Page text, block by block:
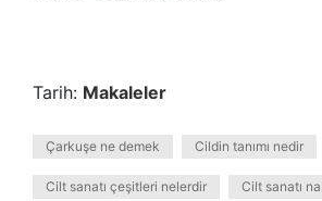
Tarih: Makaleler
Çarkuşe ne demek Cildin tanımı nedir
Cilt sanatı çeşitleri nelerdir Cilt sanatı